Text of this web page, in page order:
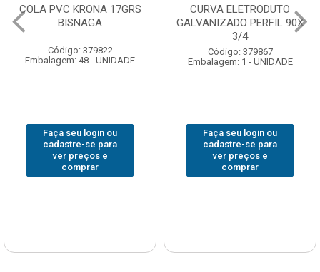
COLA PVC KRONA 17GRS
BISNAGA
Código: 379822
Embalagem: 48 - UNIDADE
Faça seu login ou
cadastre-se para
ver preços e
comprar
CURVA ELETRODUTO
GALVANIZADO PERFIL 90X
3/4
Código: 379867
Embalagem: 1 - UNIDADE
Faça seu login ou
cadastre-se para
ver preços e
comprar